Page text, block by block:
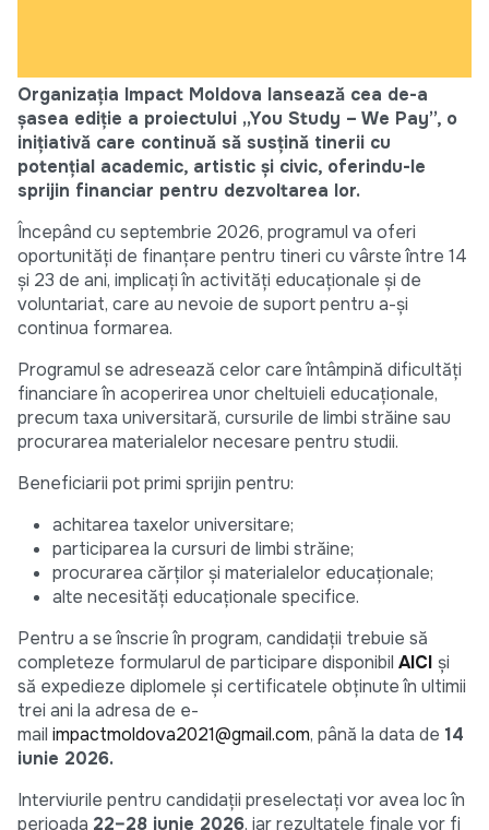
Organizația Impact Moldova lansează cea de-a
șasea ediție a proiectului „You Study – We Pay”, o
inițiativă care continuă să susțină tinerii cu
potențial academic, artistic și civic, oferindu-le
sprijin financiar pentru dezvoltarea lor.
Începând cu septembrie 2026, programul va oferi
oportunități de finanțare pentru tineri cu vârste între 14
și 23 de ani, implicați în activități educaționale și de
voluntariat, care au nevoie de suport pentru a-și
continua formarea.
Programul se adresează celor care întâmpină dificultăți
financiare în acoperirea unor cheltuieli educaționale,
precum taxa universitară, cursurile de limbi străine sau
procurarea materialelor necesare pentru studii.
Beneficiarii pot primi sprijin pentru:
achitarea taxelor universitare;
participarea la cursuri de limbi străine;
procurarea cărților și materialelor educaționale;
alte necesități educaționale specifice.
Pentru a se înscrie în program, candidații trebuie să
completeze formularul de participare disponibil AICI și
să expedieze diplomele și certificatele obținute în ultimii
trei ani la adresa de e-
mail impactmoldova2021@gmail.com, până la data de 14
iunie 2026.
Interviurile pentru candidații preselectați vor avea loc în
perioada 22–28 iunie 2026, iar rezultatele finale vor fi